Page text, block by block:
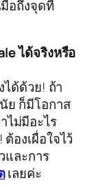
อถึงจุดที่
ได้จริงหรือ
ได้ด้วย! ถ้า
ย ก็มีโอกาส
ไม่มีอะไร
องเผื่อใจไว้
และการ
เลยค่ะ